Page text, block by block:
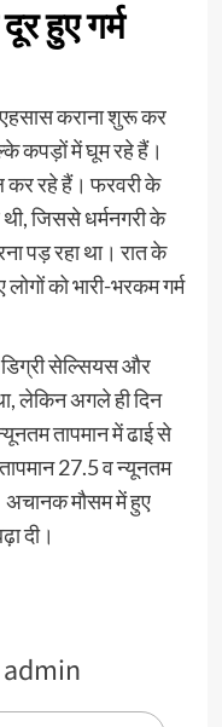
हुए गर्म
एहसास कराना शुरू कर
कपड़ों में घूम रहे हैं।
कर रहे हैं। फरवरी के
जिससे धर्मनगरी के
पड़ रहा था। रात के
को भारी-भरकम गर्म
सेल्सियस और
लेकिन अगले ही दिन
तापमान में ढाई से
27.5 व न्यूनतम
अचानक मौसम में हुए
दी।
admin